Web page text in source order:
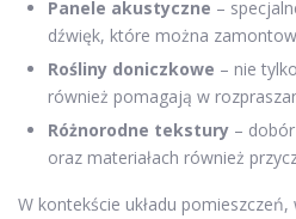
Panele akustyczne –
dźwięk, które można
Rośliny doniczkowe – nie
również pomagają w
Różnorodne tekstury –
oraz materiałach również
W kontekście układu